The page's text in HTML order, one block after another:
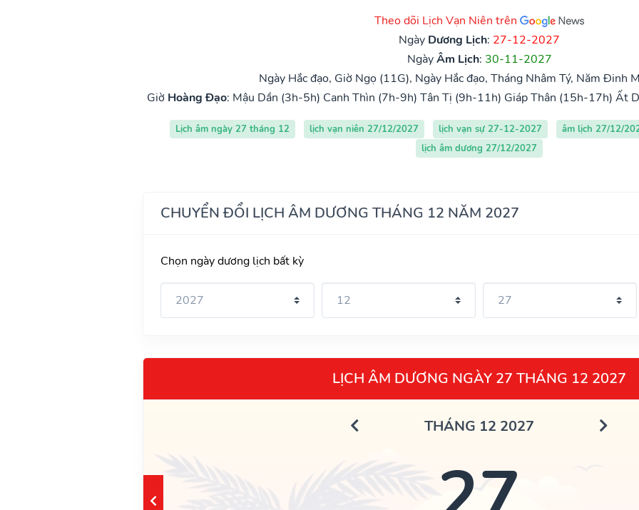
Theo dõi Lịch Vạn Niên trên
Ngày Dương Lịch: 27-12-2027
NgàyÂm Lịch: 30-11-2027
Ngày Hắc đạo, Giờ Ngọ (11G), Ngày Hắc đạo, Tháng Nhâm Tý, Năm Đinh
Giờ Hoàng Đạo: Mậu Dần (3h-5h) Canh Thìn (7h-9h) Tân Tị (9h-11h) Giáp Thân (15h-17h) Ất
Lịch âm ngày 27 tháng 12 lịch vạn niên 27/12/2027 lịch vạn sự 27-12-2027 âm lịch 27/12/
lịch âm dương 27/12/2027
CHUYỂN ĐỔI LỊCH ÂM DƯƠNG THÁNG 12 NĂM 2027
Chọn ngày dương lịch bất kỳ
LỊCH ÂM DƯƠNG NGÀY 27 THÁNG 12 2027
THÁNG 12 2027